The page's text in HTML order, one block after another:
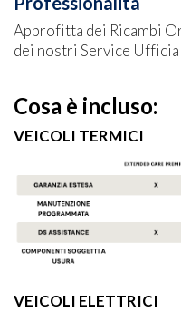
Approfitta dei Ricambi
dei nostri Service
Cosa è incluso:
VEICOLI TERMICI
VEICOLI ELETTRICI